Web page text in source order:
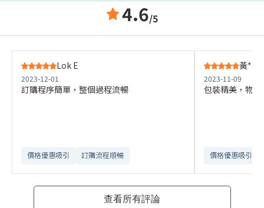
4.6/5
Lok E
2023-12-01
訂購程序簡單，整個過程流暢
價格優惠吸引 訂購流程順暢
黃***
2023-11-09
包裝精美，物
價格優惠吸引
查看所有評論